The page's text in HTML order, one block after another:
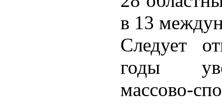
в 13
Следует
годы
массово-